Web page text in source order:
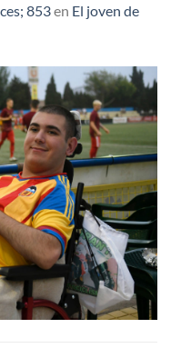
853en El joven de